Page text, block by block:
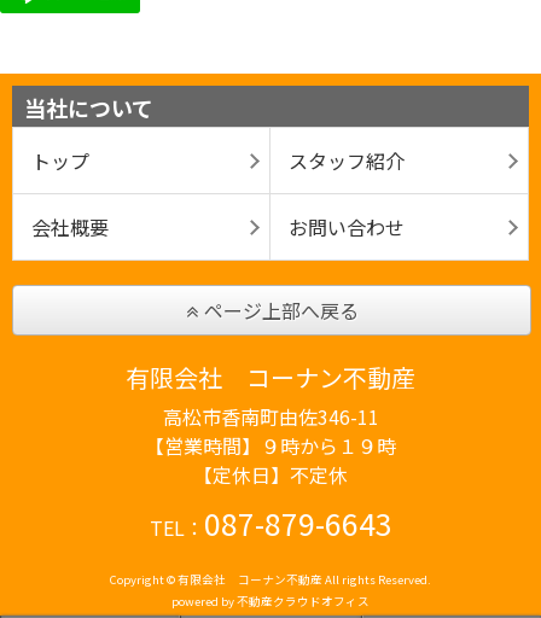
当社について
トップ スタッフ紹介
会社概要 お問い合わせ
ページ上部へ戻る
有限会社 コーナン不動産
高松市香南町由佐346-11
【営業時間】９時から１９時
【定休日】不定休
TEL： 087-879-6643
Copyright © 有限会社 コーナン不動産 All rights Reserved.
powered by 不動産クラウドオフィス